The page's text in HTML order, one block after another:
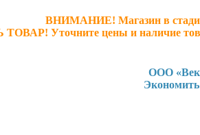
ВНИМАНИЕ! Магазин в
ТОВАР! Уточните цены и наличие
ООО
Экономить с